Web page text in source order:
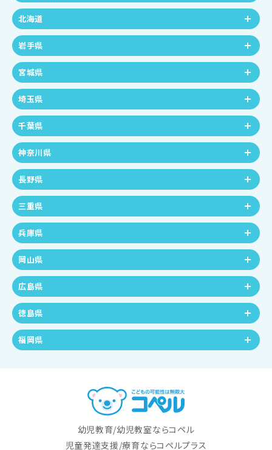
北海道
岩手県
宮城県
埼玉県
千葉県
神奈川県
長野県
三重県
兵庫県
岡山県
広島県
徳島県
福岡県
幼児教育/幼児教室ならコペル
児童発達支援/療育ならコペルプラス